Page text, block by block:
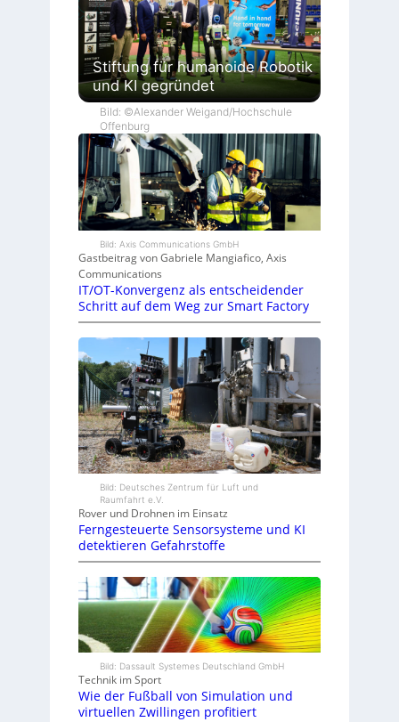
Stiftung für humanoide Robotik
und KI gegründet
Bild: ©Alexander Weigand/Hochschule
Offenburg
Bild: Axis Communications GmbH
Gastbeitrag von Gabriele Mangiafico, Axis
Communications
IT/OT-Konvergenz als entscheidender
Schritt auf dem Weg zur Smart Factory
Bild: Deutsches Zentrum für Luft und
Raumfahrt e.V.
Rover und Drohnen im Einsatz
Ferngesteuerte Sensorsysteme und KI
detektieren Gefahrstoffe
Bild: Dassault Systemes Deutschland GmbH
Technik im Sport
Wie der Fußball von Simulation und
virtuellen Zwillingen profitiert